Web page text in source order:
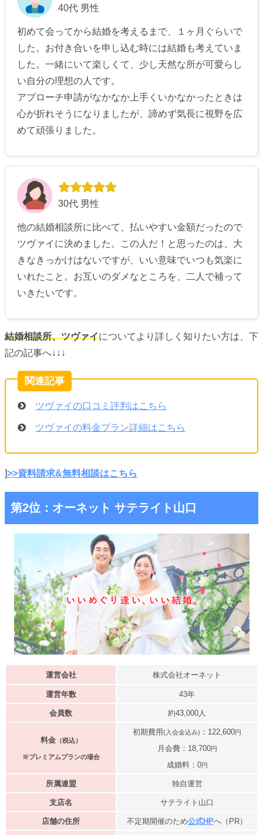
40代 男性
初めて会ってから結婚を考えるまで、１ヶ月ぐらいで
した。お付き合いを申し込む時には結婚も考えていま
した。一緒にいて楽しくて、少し天然な所が可愛らし
い自分の理想の人です。
アプローチ申請がなかなか上手くいかなかったときは
心が折れそうになりましたが、諦めず気長に視野を広
めて頑張りました。
30代 男性
他の結婚相談所に比べて、払いやすい金額だったので
ツヴァイに決めました。この人だ！と思ったのは、大
きなきっかけはないですが、いい意味でいつも気楽に
いれたこと。お互いのダメなところを、二人で補って
いきたいです。
結婚相談所、ツヴァイについてより詳しく知りたい方は、下
記の記事へ↓↓↓
ツヴァイの口コミ評判はこちら
ツヴァイの料金プラン詳細はこちら
]>>資料請求&無料相談はこちら
第2位：オーネット サテライト山口
運営会社 株式会社オーネット
運営年数 43年
会員数 約43,000人
料金（税込）
※プレミアムプランの場合
初期費用(入会金込み) ：122,600円
月会費：18,700円
成婚料：0円
所属連盟 独自運営
支店名 サテライト山口
店舗の住所 不定期開催のため公式HPへ（PR）